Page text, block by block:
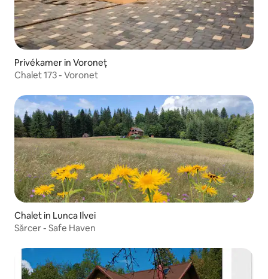
Privékamer in Voroneț
Chalet 173 - Voronet
Chalet in Lunca Ilvei
Sărcer - Safe Haven